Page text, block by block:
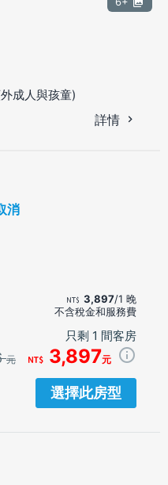
成人與孩童)
詳情
消
3,897/1 晚
不含稅金和服務費
只剩 1 間客房
元 3,897元
選擇此房型